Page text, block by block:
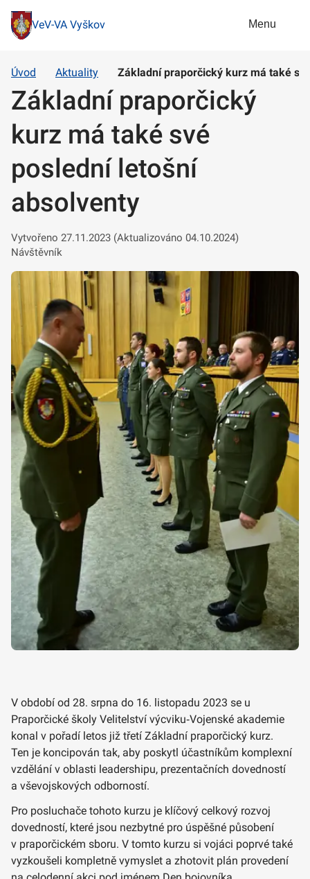
VeV-VA Vyškov Menu
Úvod Aktuality Základní praporčický kurz má také
Základní praporčický
kurz má také své
poslední letošní
absolventy
Vytvořeno 27.11.2023 (Aktualizováno 04.10.2024)
Návštěvník
V období od 28. srpna do 16. listopadu 2023 se u
Praporčické školy Velitelství výcviku‑Vojenské akademie
konal v pořadí letos již třetí Základní praporčický kurz.
Ten je koncipován tak, aby poskytl účastníkům komplexní
vzdělání v oblasti leadershipu, prezentačních dovedností
a vševojskových odborností.
Pro posluchače tohoto kurzu je klíčový celkový rozvoj
dovedností, které jsou nezbytné pro úspěšné působení
v praporčickém sboru. V tomto kurzu si vojáci poprvé také
vyzkoušeli kompletně vymyslet a zhotovit plán provedení